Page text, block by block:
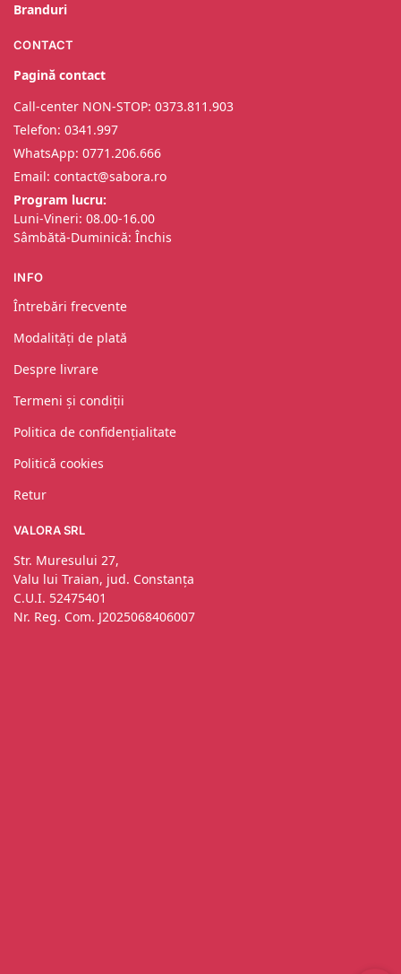
Branduri
CONTACT
Pagină contact
Call-center NON-STOP: 0373.811.903
Telefon: 0341.997
WhatsApp: 0771.206.666
Email: contact@sabora.ro
Program lucru:
Luni-Vineri: 08.00-16.00
Sâmbătă-Duminică: Închis
INFO
Întrebări frecvente
Modalități de plată
Despre livrare
Termeni și condiții
Politica de confidențialitate
Politică cookies
Retur
VALORA SRL
Str. Muresului 27,
Valu lui Traian, jud. Constanța
C.U.I. 52475401
Nr. Reg. Com. J2025068406007